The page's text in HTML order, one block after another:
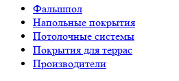
Фальшпол
Напольные покрытия
Потолочные системы
Покрытия для террас
Производители